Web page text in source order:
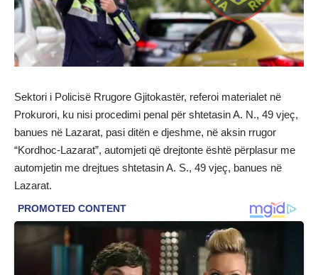
Sektori i Policisë Rrugore Gjitokastër, referoi materialet në
Prokurori, ku nisi procedimi penal për shtetasin A. N., 49 vjeç,
banues në Lazarat, pasi ditën e djeshme, në aksin rrugor
“Kordhoc-Lazarat”, automjeti që drejtonte është përplasur me
automjetin me drejtues shtetasin A. S., 49 vjeç, banues në
Lazarat.